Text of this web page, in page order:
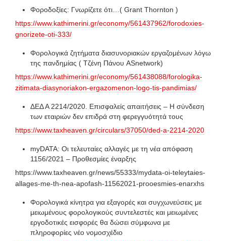
Φοροδοξίες: Γνωρίζετε ότι…( Grant Thornton )
https://www.kathimerini.gr/economy/561437962/forodoxies-
gnorizete-oti-333/
Φορολογικά ζητήματα διασυνοριακών εργαζομένων λόγω
της πανδημίας ( Τζένη Πάνου ASnetwork)
https://www.kathimerini.gr/economy/561438088/forologika-
zitimata-diasynoriakon-ergazomenon-logo-tis-pandimias/
ΔΕΔ Α 2214/2020. Επισφαλείς απαιτήσεις – Η σύνδεση
των εταιριών δεν επιδρά στη φερεγγυότητά τους
https://www.taxheaven.gr/circulars/37050/ded-a-2214-2020
myDATA: Οι τελευταίες αλλαγές με τη νέα απόφαση
1156/2021 – Προθεσμίες έναρξης
https://www.taxheaven.gr/news/55333/mydata-oi-teleytaies-
allages-me-th-nea-apofash-11562021-prooesmies-enarxhs
Φορολογικά κίνητρα για εξαγορές και συγχωνεύσεις με
μειωμένους φορολογικούς συντελεστές και μειωμένες
εργοδοτικές εισφορές θα δώσει σύμφωνα με
πληροφορίες νέο νομοσχέδιο